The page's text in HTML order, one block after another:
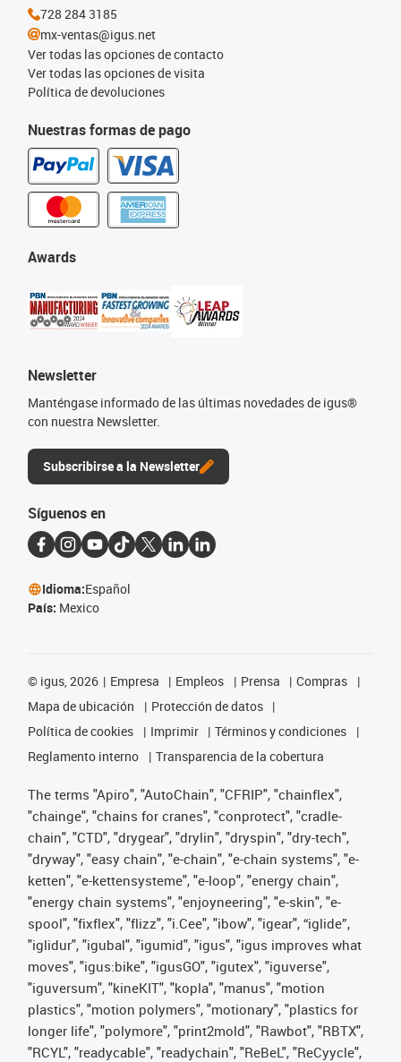
Nuestras formas de pago
Awards
Newsletter
Manténgase informado de las últimas novedades de igus®
con nuestra Newsletter.
Subscribirse a la Newsletter
728 284 3185
mx-ventas@igus.net
Ver todas las opciones de contacto
Ver todas las opciones de visita
Política de devoluciones
Síguenos en
Idioma:Español
País: Mexico
© igus, 2026 Empresa Empleos Prensa
Compras
Mapa de ubicación
Protección de datos
Política de cookies
Imprimir
Términos y condiciones
Reglamento interno
Transparencia de la cobertura
The terms "Apiro", "AutoChain", "CFRIP", "chainflex",
"chainge", "chains for cranes", "conprotect", "cradle-
chain", "CTD", "drygear", "drylin", "dryspin", "dry-tech",
"dryway", "easy chain", "e-chain", "e-chain systems", "e-
ketten", "e-kettensysteme", "e-loop", "energy chain",
"energy chain systems", "enjoyneering", "e-skin", "e-
spool", "fixflex", "flizz", "i.Cee", "ibow", "igear", “iglide”,
"iglidur", "igubal", "igumid", "igus", "igus improves what
moves", "igus:bike", "igusGO", "igutex", "iguverse",
"iguversum", "kineKIT", "kopla", "manus", "motion
plastics", "motion polymers", "motionary", "plastics for
longer life", "polymore", "print2mold", "Rawbot", "RBTX",
"RCYL", "readycable", "readychain", "ReBeL", "ReCyycle",